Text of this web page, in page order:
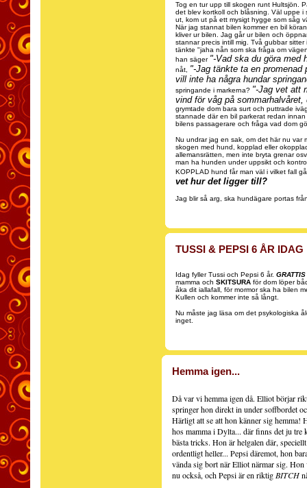
Tog en tur upp till skogen runt Hultsjön.
det blev kortkoll och blåsning. Väl uppe
ut, kom ut på ett mysigt hygge som såg
När jag stannat bilen kommer en bil
kliver ur bilen. Jag går ur bilen och
stannar precis intill mig. Två gubbar
tänkte "jaha nån som ska fråga om
han säger "-Vad ska du göra med
nåt,
"-Jag tänkte ta en promenad
vill inte ha några hundar
springande i markerna? "-Jag vet att
vind för våg på sommarhalvåret,
grymtade dom bara surt och puttrade
stannade där en bil parkerat redan
bilens passagerare och fråga vad dom
Nu undrar jag en sak, om det här nu var
skogen med hund, kopplad eller
allemansrätten, men inte bryta grenar
man ha hunden under uppsikt och
KOPPLAD hund får man väl i vilket fall
vet hur det ligger till?
Jag blir så arg, ska hundägare portas
TUSSI & PEPSI 6 ÅR IDAG
Idag fyller Tussi och Pepsi 6 år.
mamma och SKITSURAför dom löper
åka dit iallafall, för mormor ska ha bilen
Kullen och kommer inte så långt.
Nu måste jag läsa om det psykologiska
inget.
Hemma igen...
Då var vi hemma igen då. Elliot börjar
springer hon direkt in under soffbordet
Härligt att se att hon känner sig hemma!
hos mamma i Dylta... där finns det ju tre
bästa tricks. Hon är helgalen där,
ordentligt heller... Pepsi däremot, hon
vända sig bort när Elliot närmar sig.
nu också, och Pepsi är en riktig BITCH